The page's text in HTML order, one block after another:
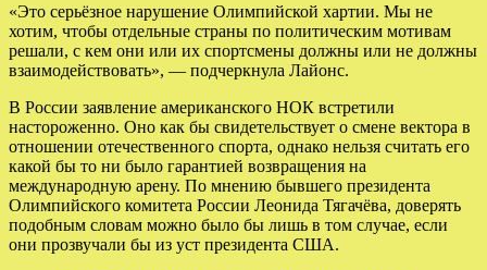
«Это серьёзное нарушение Олимпийской хартии. Мы не
хотим, чтобы отдельные страны по политическим мотивам
решали, с кем они или их спортсмены должны или не должны
взаимодействовать», — подчеркнула Лайонс.
В России заявление американского НОК встретили
настороженно. Оно как бы свидетельствует о смене вектора в
отношении отечественного спорта, однако нельзя считать его
какой бы то ни было гарантией возвращения на
международную арену. По мнению бывшего президента
Олимпийского комитета России Леонида Тягачёва, доверять
подобным словам можно было бы лишь в том случае, если
они прозвучали бы из уст президента США.